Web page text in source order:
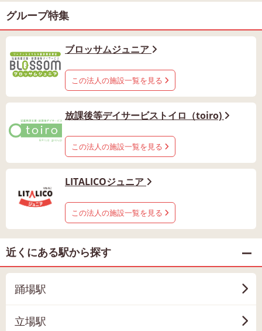
グループ特集
ブロッサムジュニア
この法人の施設一覧を見る
放課後等デイサービストイロ（toiro)
この法人の施設一覧を見る
LITALICOジュニア
この法人の施設一覧を見る
近くにある駅から探す
踊場駅
立場駅